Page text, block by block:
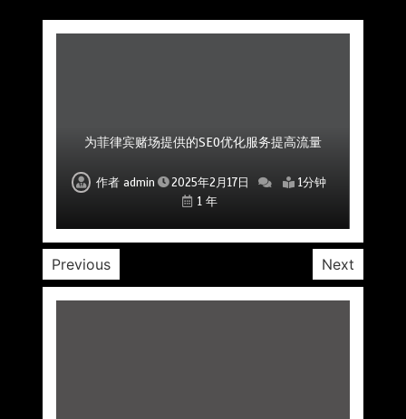
专业的SEO优化公司助力赌场平台成功
作者 admin 2025年2月17日
1分钟
1 年
为菲律宾赌场提供的SEO优化服务提高流量
作者 admin 2025年2月17日
1分钟
1 年
菲律宾赌场SEO公司如何帮助提高品牌曝光度
作者 admin 2025年2月17日
1分钟
1 年
提升菲律宾赌场SEO排名的优化服务
作者 admin 2025年2月17日
1分钟
1 年
菲律宾赌场公司如何通过社区互动提升用户粘性
作者 admin 2025年2月17日
1分钟
1 年
如何利用SEO提升菲律宾赌场的市场影响力
作者 admin 2025年2月17日
1分钟
1 年
专业SEO公司助力赌场品牌建设
作者 admin 2025年2月17日
1分钟
1 年
Previous Next